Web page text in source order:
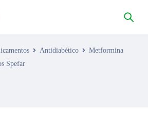
Antidiabético
Metformina
Spefar